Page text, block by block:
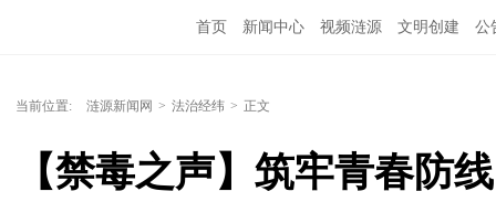
首页 新闻中心 视频涟源 文明创建 公
当前位置: 涟源新闻网 > 法治经纬 > 正文
【禁毒之声】筑牢青春